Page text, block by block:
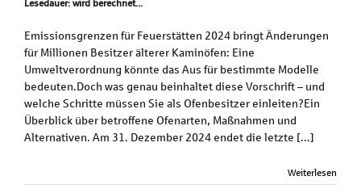
Lesedauer: wird berechnet...
Emissionsgrenzen für Feuerstätten 2024 bringt Änderungen
für Millionen Besitzer älterer Kaminöfen: Eine
Umweltverordnung könnte das Aus für bestimmte Modelle
bedeuten.Doch was genau beinhaltet diese Vorschrift – und
welche Schritte müssen Sie als Ofenbesitzer einleiten?Ein
Überblick über betroffene Ofenarten, Maßnahmen und
Alternativen. Am 31. Dezember 2024 endet die letzte [...]
Weiterlesen